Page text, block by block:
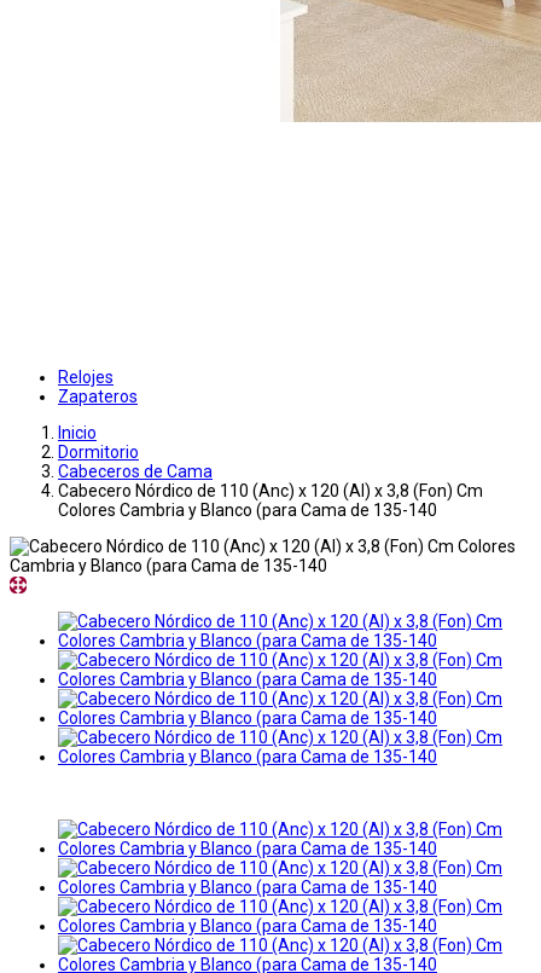
Relojes
Zapateros
Inicio
Dormitorio
Cabeceros de Cama
Cabecero Nórdico de 110 (Anc) x 120 (Al) x 3,8 (Fon) Cm
Colores Cambria y Blanco (para Cama de 135-140